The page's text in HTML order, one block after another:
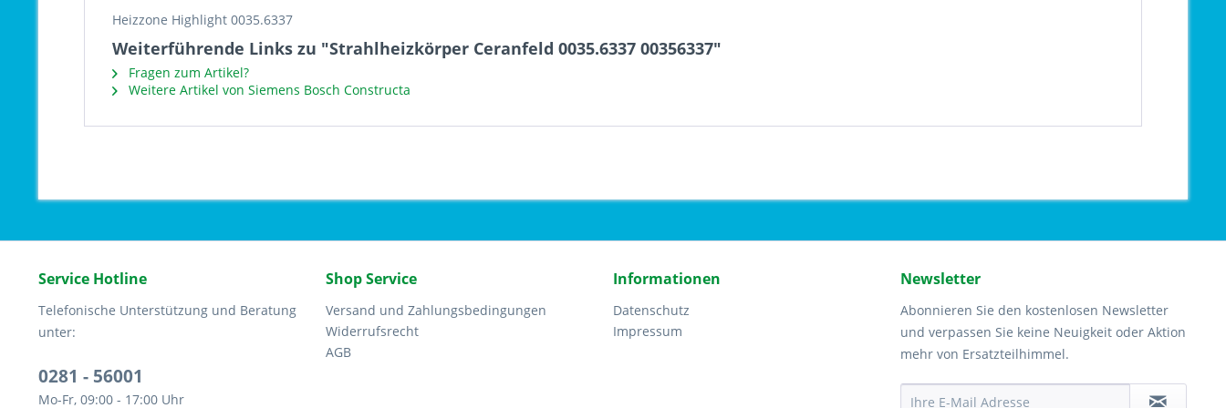
Heizzone Highlight 0035.6337
Weiterführende Links zu "Strahlheizkörper Ceranfeld 0035.6337 00356337"
Fragen zum Artikel?
Weitere Artikel von Siemens Bosch Constructa
Service Hotline
Telefonische Unterstützung und Beratung
unter:
0281 - 56001
Mo-Fr, 09:00 - 17:00 Uhr
Shop Service
Versand und Zahlungsbedingungen
Widerrufsrecht
AGB
Informationen
Datenschutz
Impressum
Newsletter
Abonnieren Sie den kostenlosen Newsletter
und verpassen Sie keine Neuigkeit oder Aktion
mehr von Ersatzteilhimmel.